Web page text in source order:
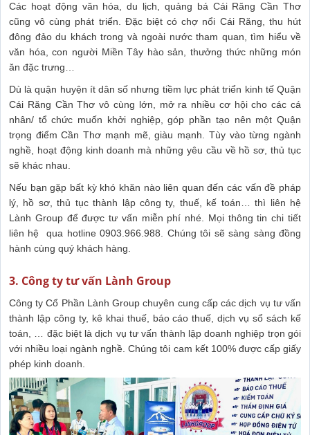
Các hoạt động văn hóa, du lịch, quảng bá Cái Răng Cần Thơ
cũng vô cùng phát triển. Đặc biệt có chợ nổi Cái Răng, thu hút
đông đảo du khách trong và ngoài nước tham quan, tìm hiểu về
văn hóa, con người Miền Tây hào sản, thưởng thức những món
ăn đặc trưng…
Dù là quận huyện ít dân số nhưng tiềm lực phát triển kinh tế Quận
Cái Răng Cần Thơ vô cùng lớn, mở ra nhiều cơ hội cho các cá
nhân/ tổ chức muốn khởi nghiệp, góp phần tạo nên một Quận
trọng điểm Cần Thơ mạnh mẽ, giàu mạnh. Tùy vào từng ngành
nghề, hoạt động kinh doanh mà những yêu cầu về hồ sơ, thủ tục
sẽ khác nhau.
Nếu bạn gặp bất kỳ khó khăn nào liên quan đến các vấn đề pháp
lý, hồ sơ, thủ tục thành lập công ty, thuế, kế toán… thì liên hệ
Lành Group để được tư vấn miễn phí nhé. Mọi thông tin chi tiết
liên hệ qua hotline 0903.966.988. Chúng tôi sẽ sàng sàng đồng
hành cùng quý khách hàng.
3. Công ty tư vấn Lành Group
Công ty Cổ Phần Lành Group chuyên cung cấp các dịch vụ tư vấn
thành lập công ty, kê khai thuế, báo cáo thuế, dịch vụ sổ sách kế
toán, … đặc biệt là dịch vụ tư vấn thành lập doanh nghiệp trọn gói
với nhiều loại ngành nghề. Chúng tôi cam kết 100% được cấp giấy
phép kinh doanh.